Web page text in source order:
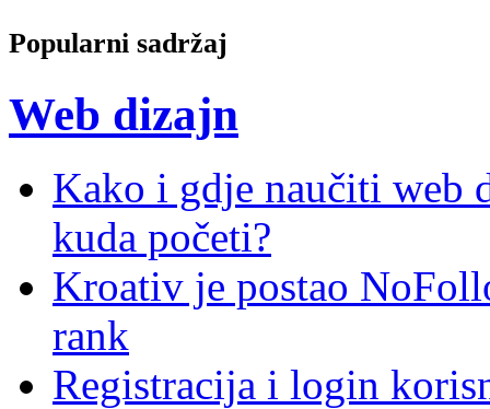
Popularni sadržaj
Web dizajn
Kako i gdje naučiti web
kuda početi?
Kroativ je postao
rank
Registracija i login